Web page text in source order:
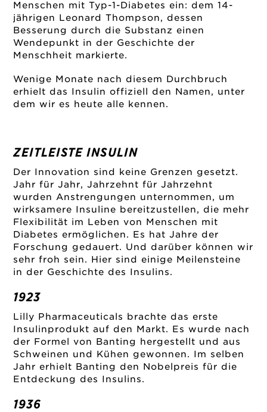
Menschen mit Typ-1-Diabetes ein: dem 14-
jährigen Leonard Thompson, dessen
Besserung durch die Substanz einen
Wendepunkt in der Geschichte der
Menschheit markierte.
Wenige Monate nach diesem Durchbruch
erhielt das Insulin offiziell den Namen, unter
dem wir es heute alle kennen.
ZEITLEISTE INSULIN
Der Innovation sind keine Grenzen gesetzt.
Jahr für Jahr, Jahrzehnt für Jahrzehnt
wurden Anstrengungen unternommen, um
wirksamere Insuline bereitzustellen, die mehr
Flexibilität im Leben von Menschen mit
Diabetes ermöglichen. Es hat Jahre der
Forschung gedauert. Und darüber können wir
sehr froh sein. Hier sind einige Meilensteine
in der Geschichte des Insulins.
1923
Lilly Pharmaceuticals brachte das erste
Insulinprodukt auf den Markt. Es wurde nach
der Formel von Banting hergestellt und aus
Schweinen und Kühen gewonnen. Im selben
Jahr erhielt Banting den Nobelpreis für die
Entdeckung des Insulins.
1936